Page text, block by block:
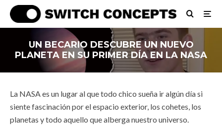
UN BECARIO DESCUBRE UN NUEVO
PLANETA EN SU PRIMER DÍA EN LA NASA
La NASA es un lugar al que todo chico sueña ir algún día si
siente fascinación por el espacio exterior, los cohetes, los
planetas y todo aquello que alberga nuestro universo.